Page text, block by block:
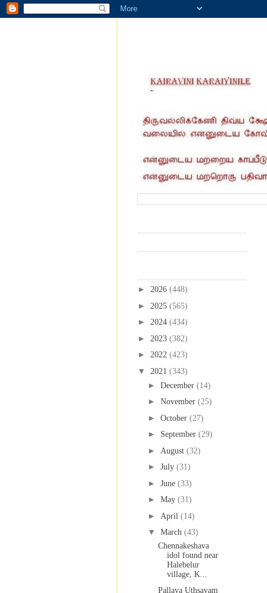
► 2026 (448)
► 2025 (565)
► 2024 (434)
► 2023 (382)
► 2022 (423)
▼ 2021 (343)
► December (14)
► November (25)
► October (27)
► September (29)
► August (32)
► July (31)
► June (33)
► May (31)
► April (14)
▼ March (43)
Chennakeshava
idol found near
Halebelur
village, K...
Pallava Uthsavam